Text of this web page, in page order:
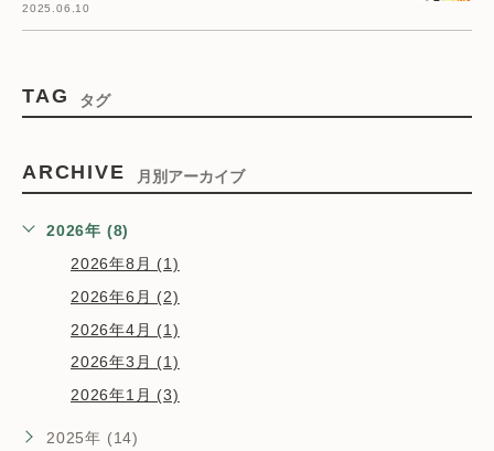
2025.06.10
TAG タグ
ARCHIVE 月別アーカイブ
2026年 (8)
2026年8月 (1)
2026年6月 (2)
2026年4月 (1)
2026年3月 (1)
2026年1月 (3)
2025年 (14)